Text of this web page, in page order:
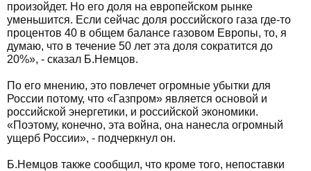
произойдет. Но его доля на европейском рынке
уменьшится. Если сейчас доля российского газа где-то
процентов 40 в общем балансе газовом Европы, то, я
думаю, что в течение 50 лет эта доля сократится до
20%», - сказал Б.Немцов.
По его мнению, это повлечет огромные убытки для
России потому, что «Газпром» является основой и
российской энергетики, и российской экономики.
«Поэтому, конечно, эта война, она нанесла огромный
ущерб России», - подчеркнул он.
Б.Немцов также сообщил, что кроме того, непоставки